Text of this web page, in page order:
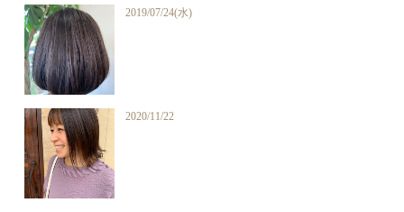
2019/07/24(水)
2020/11/22